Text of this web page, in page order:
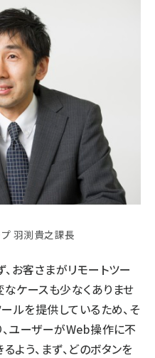
羽渕貴之課長
、お客さまがリモートツー
ケースも少なくありませ
ルを提供しているため、そ
ユーザーがWeb操作に不
よう、まず、どのボタンを